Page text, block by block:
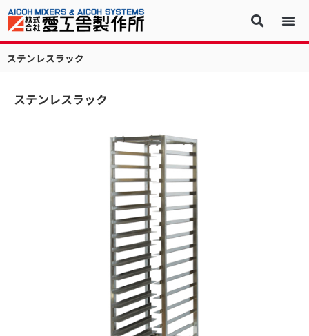
ステンレスラック
ステンレスラック